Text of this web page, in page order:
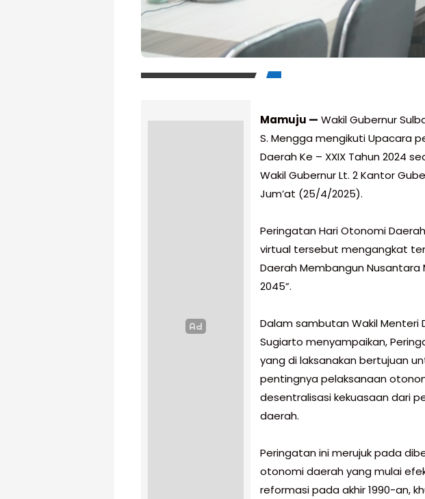
Mamuju — Wakil Gubernur
S. Mengga mengikuti Upacara
Daerah Ke – XXIX Tahun 2024
Wakil Gubernur Lt. 2 Kantor
Jum’at (25/4/2025).
‎Peringatan Hari Otonomi
virtual tersebut mengangkat
Daerah Membangun Nusantara
2045”.
‎Dalam sambutan Wakil Menteri
Sugiarto menyampaikan,
yang di laksanakan bertujuan
pentingnya pelaksanaan
desentralisasi kekuasaan dari
daerah.
‎Peringatan ini merujuk pada
otonomi daerah yang mulai
reformasi pada akhir 1990-an,